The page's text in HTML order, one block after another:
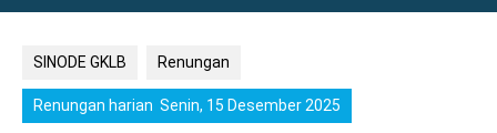
SINODE GKLB Renungan
Renungan harian Senin, 15 Desember 2025